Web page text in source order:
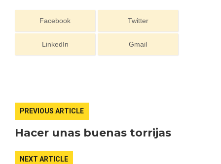
Facebook Twitter
LinkedIn Gmail
PREVIOUS ARTICLE
Hacer unas buenas torrijas
NEXT ARTICLE
IGP Morcilla de Burgos triunfó en el
Salón Gourmet 2026